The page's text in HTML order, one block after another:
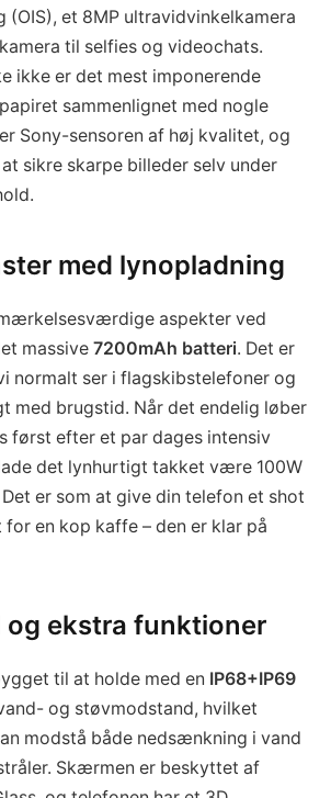
(OIS), et 8MP ultravidvinkelkamera
til selfies og videochats.
ikke er det mest imponerende
sammenlignet med nogle
Sony-sensoren af høj kvalitet, og
sikre skarpe billeder selv under
med lynopladning
aspekter ved
massive 7200mAh batteri. Det er
normalt ser i flagskibstelefoner og
med brugstid. Når det endelig løber
først efter et par dages intensiv
det lynhurtigt takket være 100W
er som at give din telefon et shot
en kop kaffe – den er klar på
og ekstra funktioner
til at holde med en IP68+IP69
og støvmodstand, hvilket
modstå både nedsænkning i vand
Skærmen er beskyttet af